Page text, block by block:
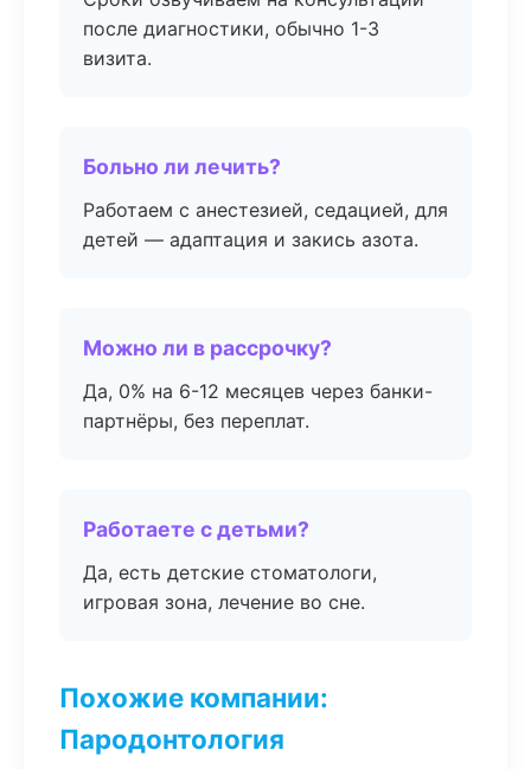
после диагностики, обычно 1-3
визита.
Больно ли лечить?
Работаем с анестезией, седацией, для
детей — адаптация и закись азота.
Можно ли в рассрочку?
Да, 0% на 6-12 месяцев через банки-
партнёры, без переплат.
Работаете с детьми?
Да, есть детские стоматологи,
игровая зона, лечение во сне.
Похожие компании:
Пародонтология